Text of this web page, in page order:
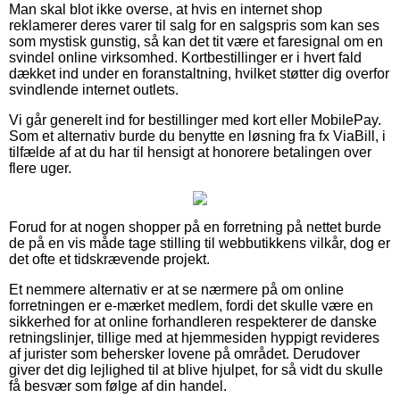
Man skal blot ikke overse, at hvis en internet shop
reklamerer deres varer til salg for en salgspris som kan ses
som mystisk gunstig, så kan det tit være et faresignal om en
svindel online virksomhed. Kortbestillinger er i hvert fald
dækket ind under en foranstaltning, hvilket støtter dig overfor
svindlende internet outlets.
Vi går generelt ind for bestillinger med kort eller MobilePay.
Som et alternativ burde du benytte en løsning fra fx ViaBill, i
tilfælde af at du har til hensigt at honorere betalingen over
flere uger.
Forud for at nogen shopper på en forretning på nettet burde
de på en vis måde tage stilling til webbutikkens vilkår, dog er
det ofte et tidskrævende projekt.
Et nemmere alternativ er at se nærmere på om online
forretningen er e-mærket medlem, fordi det skulle være en
sikkerhed for at online forhandleren respekterer de danske
retningslinjer, tillige med at hjemmesiden hyppigt revideres
af jurister som behersker lovene på området. Derudover
giver det dig lejlighed til at blive hjulpet, for så vidt du skulle
få besvær som følge af din handel.